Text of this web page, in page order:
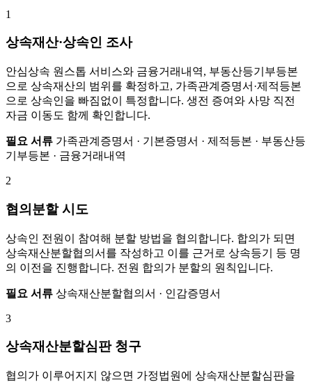
1
상속재산·상속인 조사
안심상속 원스톱 서비스와 금융거래내역, 부동산등기부등본
으로 상속재산의 범위를 확정하고, 가족관계증명서·제적등본
으로 상속인을 빠짐없이 특정합니다. 생전 증여와 사망 직전
자금 이동도 함께 확인합니다.
필요 서류 가족관계증명서 · 기본증명서 · 제적등본 · 부동산등
기부등본 · 금융거래내역
2
협의분할 시도
상속인 전원이 참여해 분할 방법을 협의합니다. 합의가 되면
상속재산분할협의서를 작성하고 이를 근거로 상속등기 등 명
의 이전을 진행합니다. 전원 합의가 분할의 원칙입니다.
필요 서류 상속재산분할협의서 · 인감증명서
3
상속재산분할심판 청구
협의가 이루어지지 않으면 가정법원에 상속재산분할심판을